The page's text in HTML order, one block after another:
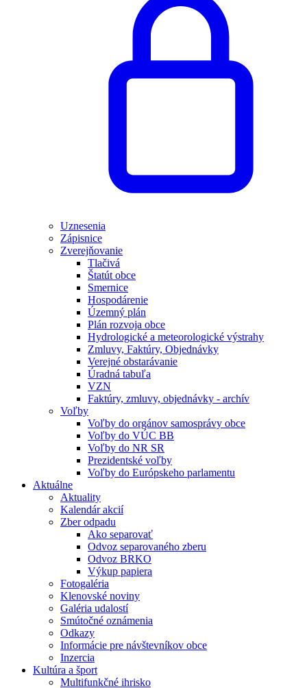
Uznesenia
Zápisnice
Zverejňovanie
Tlačivá
Štatút obce
Smernice
Hospodárenie
Územný plán
Plán rozvoja obce
Hydrologické a meteorologické výstrahy
Zmluvy, Faktúry, Objednávky
Verejné obstarávanie
Úradná tabuľa
VZN
Faktúry, zmluvy, objednávky - archív
Voľby
Voľby do orgánov samosprávy obce
Voľby do VÚC BB
Voľby do NR SR
Prezidentské voľby
Voľby do Európskeho parlamentu
Aktuálne
Aktuality
Kalendár akcií
Zber odpadu
Ako separovať
Odvoz separovaného zberu
Odvoz BRKO
Výkup papiera
Fotogaléria
Klenovské noviny
Galéria udalostí
Smútočné oznámenia
Odkazy
Informácie pre návštevníkov obce
Inzercia
Kultúra a šport
Multifunkčné ihrisko